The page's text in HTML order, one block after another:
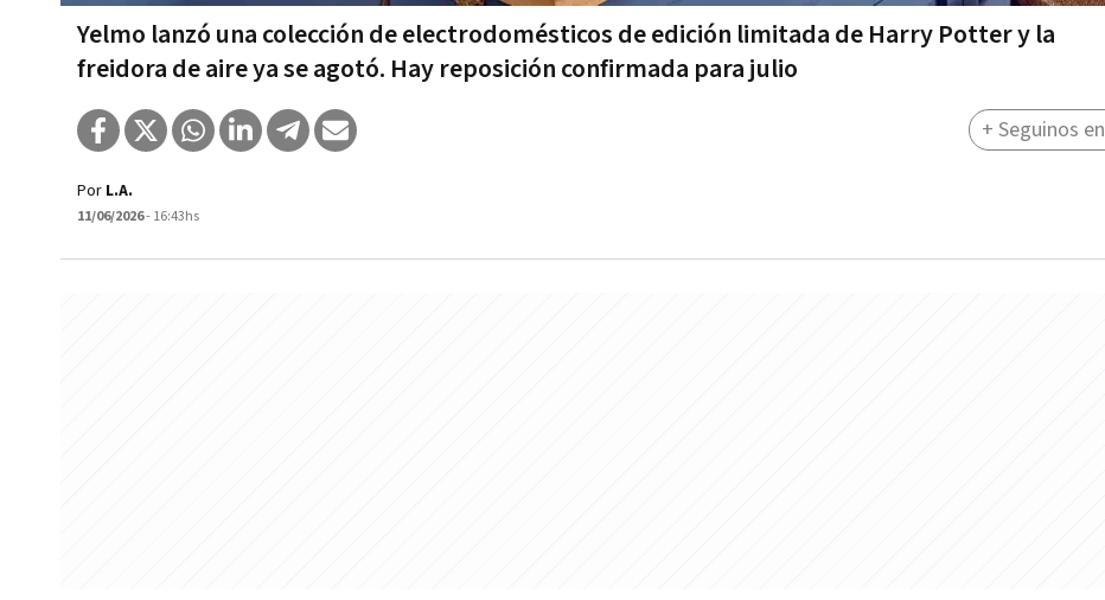
Yelmo lanzó una colección de electrodomésticos de edición limitada de Harry Potter y la
freidora de aire ya se agotó. Hay reposición confirmada para julio
Por L.A.
11/06/2026- 16:43hs
+ Seguinos en